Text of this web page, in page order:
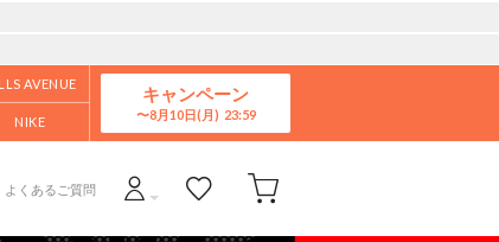
AVENUE
NIKE
キャンペーン
8月10日(月)
よくあるご質問